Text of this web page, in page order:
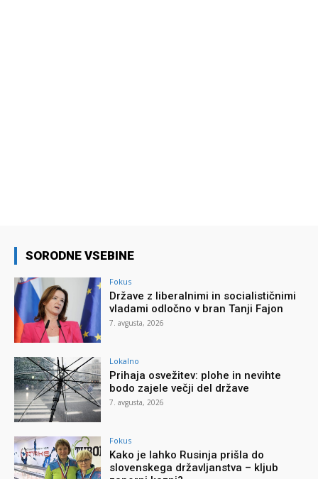
SORODNE VSEBINE
Fokus
Države z liberalnimi in socialističnimi
vladami odločno v bran Tanji Fajon
7. avgusta, 2026
Lokalno
Prihaja osvežitev: plohe in nevihte
bodo zajele večji del države
7. avgusta, 2026
Fokus
Kako je lahko Rusinja prišla do
slovenskega državljanstva – kljub